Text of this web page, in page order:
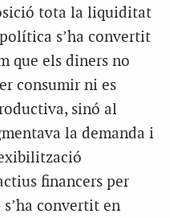
tota la liquiditat
s’ha convertit
que els diners no
consumir ni es
sinó al
la demanda i
financers per
convertit en